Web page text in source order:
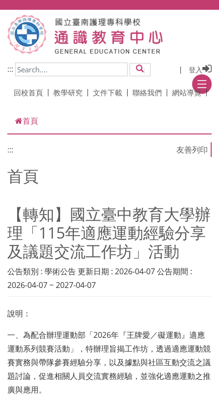
::: 搜尋 登入
回校首頁 教學研究 文件下載 聯絡我們 網站導覽
首頁
:::
首頁
【轉知】國立臺中教育大學辦
理「115年適應運動經驗分享
及議題交流工作坊」活動
公告類別 : 學術公告 更新日期 : 2026-04-07 公告期間 :
2026-04-07 ~ 2027-04-07
說明：
一、為配合辦理運動部「2026年『王牌愛／礙運動』適應
運動系列競賽活動」，特辦理旨揭工作坊，透過適應運動競
賽實務與帶隊參賽經驗分享，以及據點與社區互動交流之議
題討論，促進相關人員交流實務經驗，並強化適應運動之推
廣與應用。